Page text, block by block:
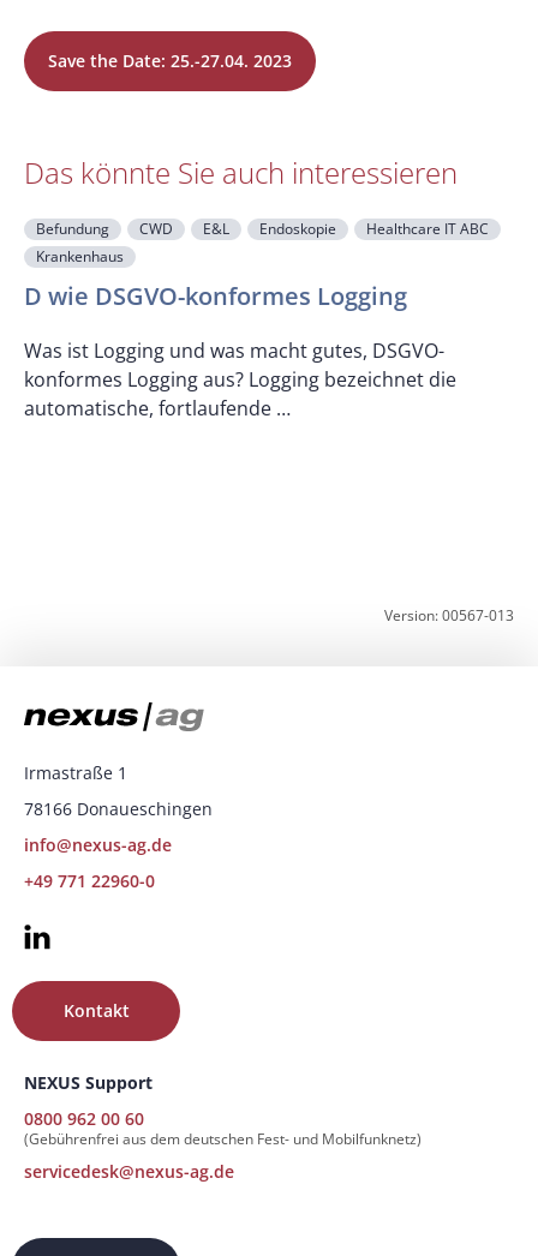
Save the Date: 25.-27.04. 2023
Das könnte Sie auch interessieren
Befundung CWD E&L Endoskopie
Healthcare IT ABC
Krankenhaus
D wie DSGVO-konformes Logging
Was ist Logging und was macht gutes, DSGVO-
konformes Logging aus? Logging bezeichnet die
automatische, fortlaufende …
Version: 00567-013
Irmastraße 1
78166 Donaueschingen
info@nexus-ag.de
+49 771 22960-0
NEXUS Support
0800 962 00 60
(Gebührenfrei aus dem deutschen Fest- und Mobilfunknetz)
servicedesk@nexus-ag.de
Kontakt